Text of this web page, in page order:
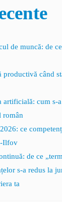
de muncă: de
productivă când
cum s-
român
ce
Ilfov
de ce
s-a redus la
ta